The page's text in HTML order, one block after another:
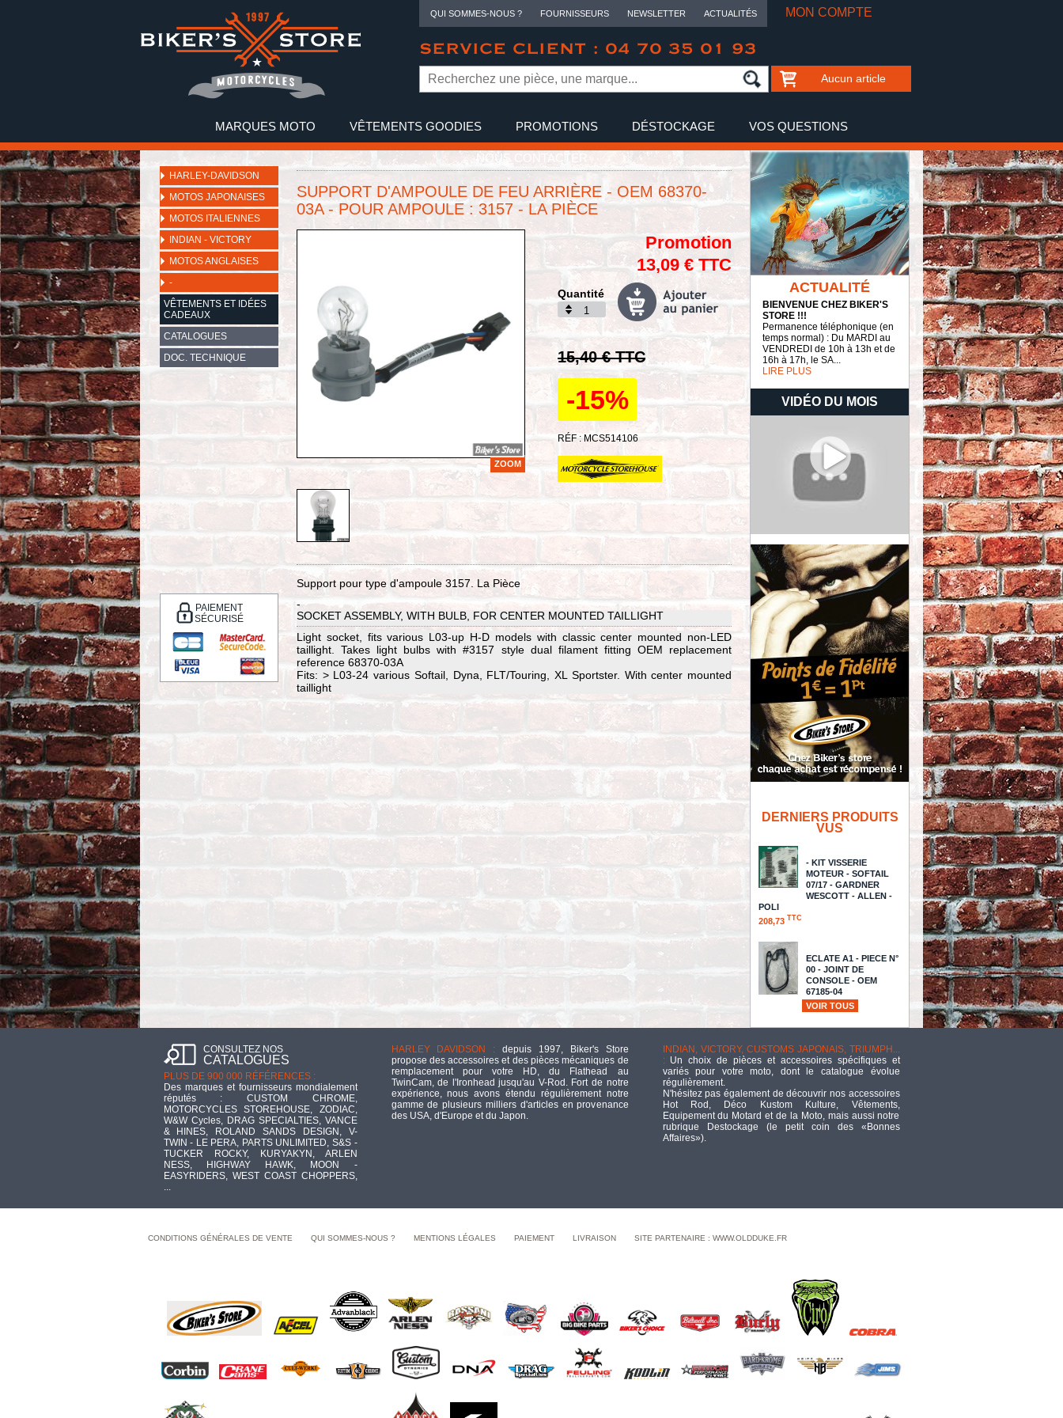
QUI SOMMES-NOUS ? FOURNISSEURS NEWSLETTER ACTUALITÉS MON COMPTE
SERVICE CLIENT : 04 70 35 01 93
Aucun article
MARQUES MOTO VÊTEMENTS GOODIES PROMOTIONS DÉSTOCKAGE VOS QUESTIONS
NOUS CONTACTER
HARLEY-DAVIDSON
MOTOS JAPONAISES
MOTOS ITALIENNES
INDIAN - VICTORY
MOTOS ANGLAISES
-
VÊTEMENTS ET IDÉES
CADEAUX
CATALOGUES
DOC. TECHNIQUE
PAIEMENT
SÉCURISÉ
SUPPORT D'AMPOULE DE FEU ARRIÈRE - OEM 68370-
03A - POUR AMPOULE : 3157 - LA PIÈCE
ZOOM
Promotion
13,09 € TTC
Quantité
15,40 € TTC
-15%
RÉF : MCS514106
Support pour type d'ampoule 3157. La Pièce
-
SOCKET ASSEMBLY, WITH BULB, FOR CENTER MOUNTED TAILLIGHT
Light socket, fits various L03-up H-D models with classic center mounted non-LED
taillight. Takes light bulbs with #3157 style dual filament fitting OEM replacement
reference 68370-03A
Fits: > L03-24 various Softail, Dyna, FLT/Touring, XL Sportster. With center mounted
taillight
ACTUALITÉ
BIENVENUE CHEZ BIKER'S
STORE !!!
Permanence téléphonique (en
temps normal) : Du MARDI au
VENDREDI de 10h à 13h et de
16h à 17h, le SA...
LIRE PLUS
VIDÉO DU MOIS
DERNIERS PRODUITS
VUS
- KIT VISSERIE
MOTEUR - SOFTAIL
07/17 - GARDNER
WESCOTT - ALLEN -
POLI
208,73 TTC
ECLATE A1 - PIECE N°
00 - JOINT DE
CONSOLE - OEM
67185-04
41,15 TTC
123,02 TTC
SHOCK COVERS TRIBAL BLK
36,67
VESTE - JOHN DOE -
99/13 - HAUTEUR : 25.50CM -
NOIR BRILLANT
569,46
TTC
DISCONTINUED BY SUPPLIER
0
VOIR TOUS
CONSULTEZ NOS
CATALOGUES
PLUS DE 900 000 RÉFÉRENCES :
Des marques et fournisseurs mondialement
réputés : CUSTOM CHROME,
MOTORCYCLES STOREHOUSE, ZODIAC,
W&W Cycles, DRAG SPECIALTIES, VANCE
& HINES, ROLAND SANDS DESIGN, V-
TWIN - LE PERA, PARTS UNLIMITED, S&S -
TUCKER ROCKY, KURYAKYN, ARLEN
NESS, HIGHWAY HAWK, MOON -
EASYRIDERS, WEST COAST CHOPPERS,
...
HARLEY DAVIDSON : depuis 1997, Biker's Store
propose des accessoires et des pièces mécaniques de
remplacement pour votre HD, du Flathead au
TwinCam, de l'Ironhead jusqu'au V-Rod. Fort de notre
expérience, nous avons étendu régulièrement notre
gamme de plusieurs milliers d'articles en provenance
des USA, d'Europe et du Japon.
INDIAN, VICTORY, CUSTOMS JAPONAIS, TRIUMPH...
:Un choix de pièces et accessoires spécifiques et
variés pour votre moto, dont le catalogue évolue
régulièrement.
N'hésitez pas également de découvrir nos accessoires
Hot Rod, Déco Kustom Kulture, Vêtements,
Equipement du Motard et de la Moto, mais aussi notre
rubrique Destockage (le petit coin des «Bonnes
Affaires»).
CONDITIONS GÉNÉRALES DE VENTE QUI SOMMES-NOUS ? MENTIONS LÉGALES PAIEMENT LIVRAISON SITE PARTENAIRE : WWW.OLDDUKE.FR